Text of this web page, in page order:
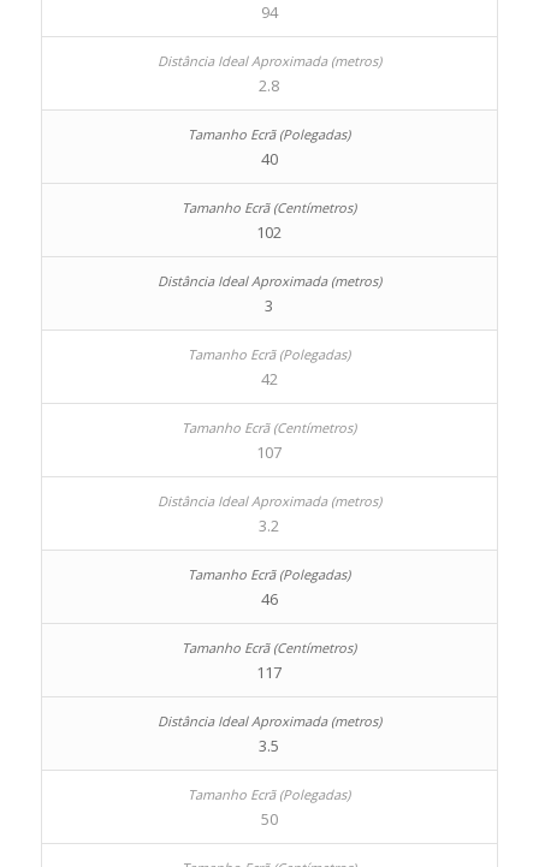
94
2.8
40
102
3
42
107
3.2
46
117
3.5
50